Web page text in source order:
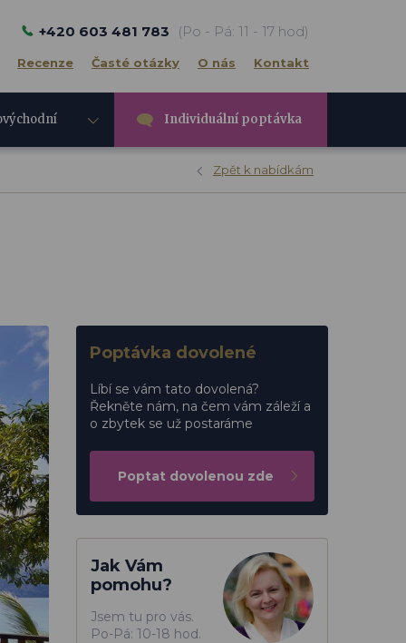
+420 603 481 783 (Po - Pá: 11 - 17 hod)
Recenze Časté otázky O nás Kontakt
Individuální poptávka
Zpět k nabídkám
Poptávka dovolené
Líbí se vám tato dovolená?
Řekněte nám, na čem vám záleží a
o zbytek se už postaráme
Poptat dovolenou zde
Jak Vám
pomohu?
Jsem tu pro vás.
Po-Pá: 10-18 hod.